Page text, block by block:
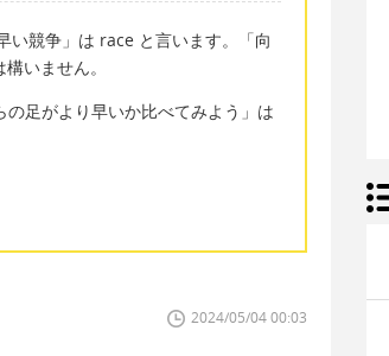
競争」は race と言います。「向
いません。
足がより早いか比べてみよう」は
2024/05/04 00:03